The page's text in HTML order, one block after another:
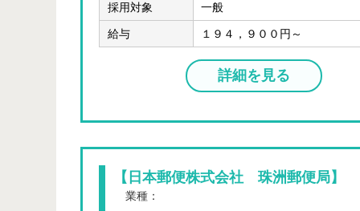
採用対象 一般
給与 １９４，９００円～
詳細を見る
【日本郵便株式会社 珠洲郵便局】
業種：